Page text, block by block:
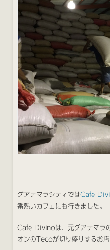
グアテマラシティではCafe
番熱いカフェにも行きました。
Cafe Divinoは、元グアテマラ
オンのTecoが切り盛りするお店